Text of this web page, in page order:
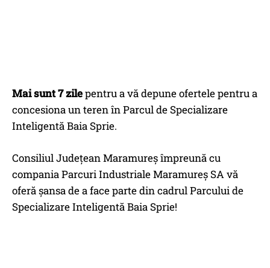
Mai sunt 7 zilepentru a vă depune ofertele pentru a
concesiona un teren în Parcul de Specializare
Inteligentă Baia Sprie.
Consiliul Județean Maramureș împreună cu
compania Parcuri Industriale Maramureș SA vă
oferă șansa de a face parte din cadrul Parcului de
Specializare Inteligentă Baia Sprie!